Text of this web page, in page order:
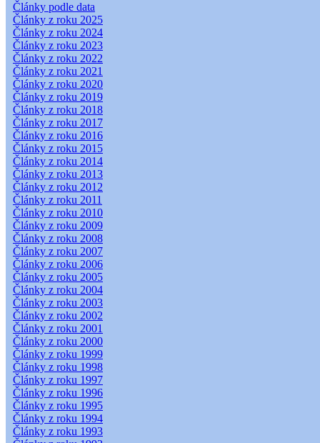
Články podle data
Články z roku 2025
Články z roku 2024
Články z roku 2023
Články z roku 2022
Články z roku 2021
Články z roku 2020
Články z roku 2019
Články z roku 2018
Články z roku 2017
Články z roku 2016
Články z roku 2015
Články z roku 2014
Články z roku 2013
Články z roku 2012
Články z roku 2011
Články z roku 2010
Články z roku 2009
Články z roku 2008
Články z roku 2007
Články z roku 2006
Články z roku 2005
Články z roku 2004
Články z roku 2003
Články z roku 2002
Články z roku 2001
Články z roku 2000
Články z roku 1999
Články z roku 1998
Články z roku 1997
Články z roku 1996
Články z roku 1995
Články z roku 1994
Články z roku 1993